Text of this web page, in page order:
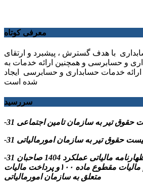
معرفی کوتاه
با هدف گسترش ، پیشبرد و ارتقای
و حسابرسی و همچنین ارائه خدمات به
ارائه خدمات حسابداری و حسابرسی ایجاد
شده است
سررسید
حقوق تیر به سازمان تامین اجتماعی
ليست حقوق تیر به سازمان امورمالیاتی
-31 شهریور مهلت ارسال اظهارنامه مالیاتی عملکرد 1404 صاحبان
مشاغل و همچنین فرم مالیات مقطوع ماده ۱۰۰و پرداخت مالیات
متعلق به سازمان امورمالیاتی